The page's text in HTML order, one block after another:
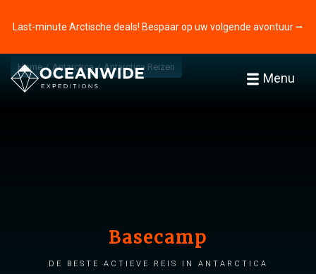
Last-minute Arctische deals! Bespaar op uw volgende avontuur ⭢
Menu
Home Antarctica Antarctica Reizen
Basecamp
De beste actieve reis in Antarctica